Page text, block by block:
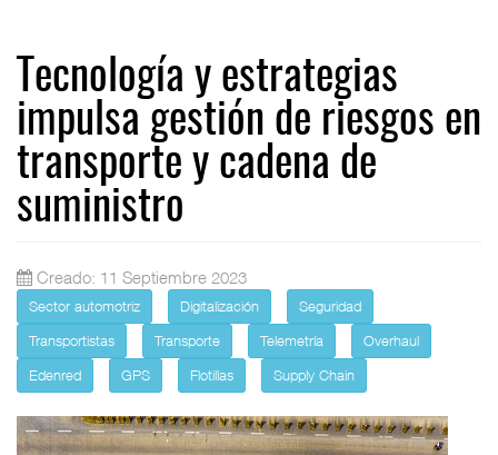
Tecnología y estrategias
impulsa gestión de riesgos en
transporte y cadena de
suministro
Creado: 11 Septiembre 2023
Sector automotriz Digitalización
Seguridad
Transportistas
Transporte Telemetría
Overhaul
Edenred
GPS Flotillas Supply Chain